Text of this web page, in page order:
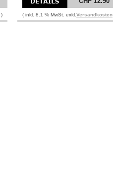
) ( inkl. 8.1 % MwSt. exkl. Versandkosten